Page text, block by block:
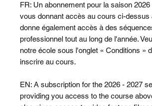
FR: Un abonnement pour la saison
vous donnant accès au cours ci-
donne également accès à des
professionnel tout au long de l'année.
notre école sous l'onglet « Conditions »
inscrire au cours.
EN: A subscription for the 2026 - 2027
providing you access to the course